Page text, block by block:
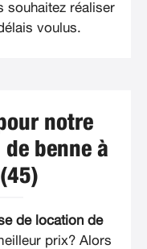
souhaitez réaliser
voulus.
notre
benne à
de location de
prix? Alors